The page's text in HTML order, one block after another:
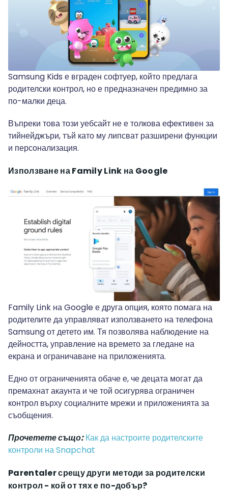
Samsung Kids е вграден софтуер, който предлага
родителски контрол, но е предназначен предимно за
по-малки деца.
Въпреки това този уебсайт не е толкова ефективен за
тийнейджъри, тъй като му липсват разширени функции
и персонализация.
Използване на Family Link на Google
Family Link на Google е друга опция, която помага на
родителите да управляват използването на телефона
Samsung от детето им. Тя позволява наблюдение на
дейността, управление на времето за гледане на
екрана и ограничаване на приложенията.
Едно от ограниченията обаче е, че децата могат да
премахнат акаунта и че той осигурява ограничен
контрол върху социалните мрежи и приложенията за
съобщения.
Прочетете също: Как да настроите родителските
контроли на Snapchat
Parentaler срещу други методи за родителски
контрол - кой от тях е по-добър?